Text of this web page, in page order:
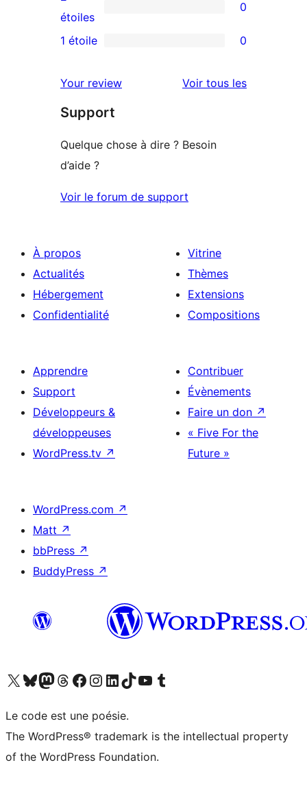
étoile
à
3
0
avis
2
étoiles
0
à
1
1 étoile 0
Your review Voir tous lesavis
Support
Quelque chose à dire ? Besoin
d’aide ?
Voir le forum de support
À propos
Actualités
Hébergement
Confidentialité
Vitrine
Thèmes
Extensions
Compositions
Apprendre
Support
Développeurs &
développeuses
WordPress.tv ↗
Contribuer
Évènements
Faire un don ↗
« Five For the
Future »
WordPress.com ↗
Matt ↗
bbPress ↗
BuddyPress ↗
Visitez notre compte X (précédemment Twitter)
Visiter notre compte Bluesky
Visiter notre compte Mastodon
Visiter notre compte Threads
Consulter notre compte Facebook
Consulter notre compte Instagram
Consulter notre compte LinkedIn
Visiter notre compte TokTok
Visiter notre chaîne YouTube
Visiter notre compte Tumblr
Le code est une poésie.
The WordPress® trademark is the intellectual property
of the WordPress Foundation.